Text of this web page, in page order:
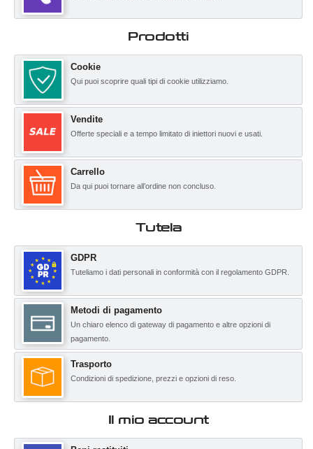
Prodotti
Cookie
Qui puoi scoprire quali tipi di cookie utilizziamo.
Vendite
Offerte speciali e a tempo limitato di iniettori nuovi e usati.
Carrello
Da qui puoi tornare all’ordine non concluso.
Tutela
GDPR
Tuteliamo i dati personali in conformità con il regolamento GDPR.
Metodi di pagamento
Un chiaro elenco di gateway di pagamento e altre opzioni di
pagamento.
Trasporto
Condizioni di spedizione, prezzi e opzioni di reso.
Il mio account